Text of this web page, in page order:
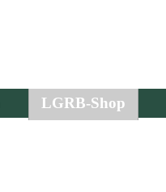
LGRB-Shop